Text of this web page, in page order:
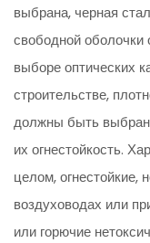
выбрана, черная
свободной оболочки
выборе оптических
строительстве,
должны быть
их огнестойкость.
целом,
воздуховодах или
или горючие